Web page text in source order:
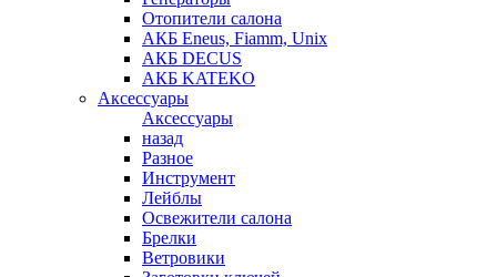
Отопители салона
АКБ Eneus, Fiamm, Unix
АКБ DECUS
АКБ KATEKO
Аксессуары
Аксессуары
назад
Разное
Инструмент
Лейблы
Освежители салона
Брелки
Ветровики